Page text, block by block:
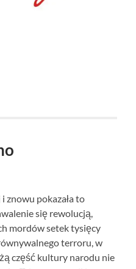
znowu pokazała to
się rewolucją,
mordów setek tysięcy
terroru, w
część kultury narodu nie